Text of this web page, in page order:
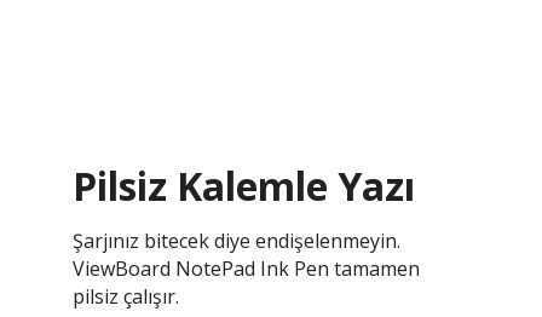
Pilsiz Kalemle Yazı
Şarjınız bitecek diye endişelenmeyin.
ViewBoard NotePad Ink Pen tamamen
pilsiz çalışır.